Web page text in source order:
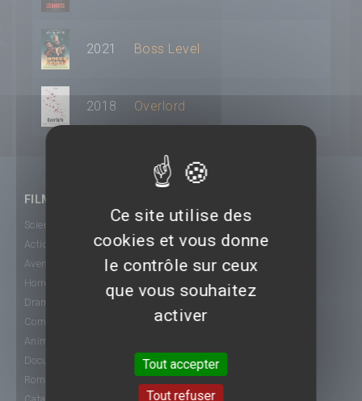
2021 Boss Level
2018 Overlord
FILMS
Science-Fiction
Action
Aventure
Horreur
Drame
Comédie
Animation
Documentaire
Romance
Ce site utilise des
cookies et vous donne
le contrôle sur ceux
que vous souhaitez
activer
Tout accepter
Tout refuser